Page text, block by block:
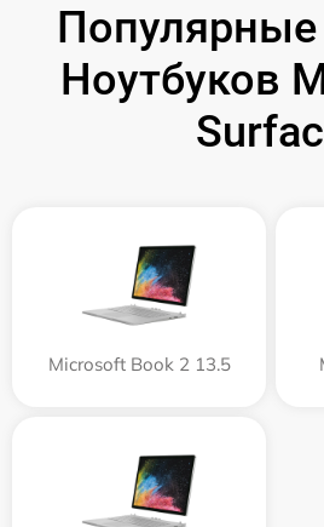
Ноутбуков
Microsoft Book 2 13.5